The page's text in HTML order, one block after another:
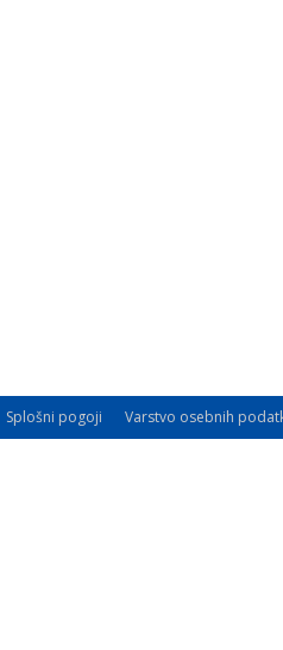
Splošni pogoji Varstvo osebnih